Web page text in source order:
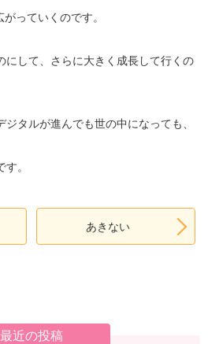
っていくのです。
にして、さらに大きく成長して行くの
タルが進んでも世の中になっても、
。
あきない
最近の投稿